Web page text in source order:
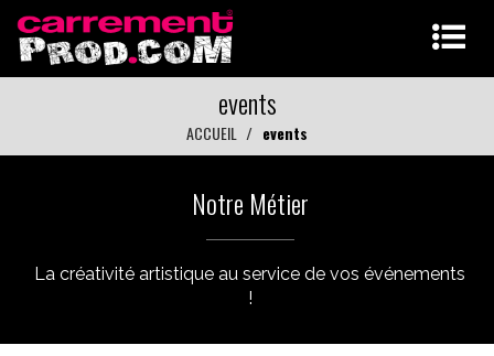
events
ACCUEIL events
Notre Métier
La créativité artistique au service de vos événements
!